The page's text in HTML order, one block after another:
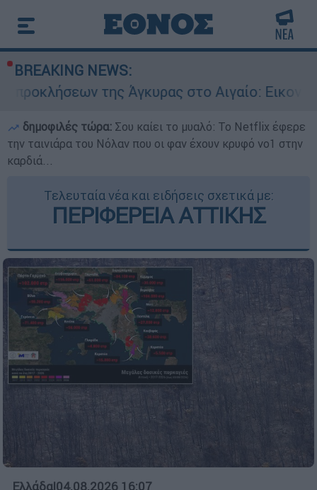
BREAKING NEWS:
Άγκυρας στο Αιγαίο: Εικονική αερομαχία
δημοφιλές τώρα: Σου καίει το μυαλό: Το Netflix έφερε
την ταινιάρα του Νόλαν που οι φαν έχουν κρυφό νο1 στην
καρδιά...
Τελευταία νέα και ειδήσεις σχετικά με:
ΠΕΡΙΦΕΡΕΙΑ ΑΤΤΙΚΗΣ
Ελλάδα|04.08.2026 16:07